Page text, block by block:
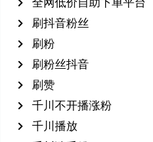
全网低价自助下单平台
刷抖音粉丝
刷粉
刷粉丝抖音
刷赞
千川不开播涨粉
千川播放